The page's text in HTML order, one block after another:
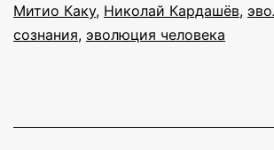
Митио Каку, Николай Кардашёв,
сознания, эволюция человека